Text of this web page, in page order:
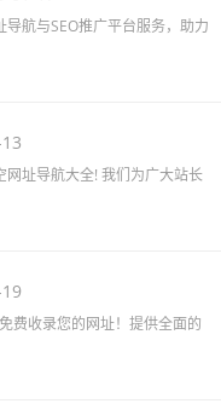
航与SEO推广平台服务，助力
址导航大全! 我们为广大站长
费收录您的网址！提供全面的